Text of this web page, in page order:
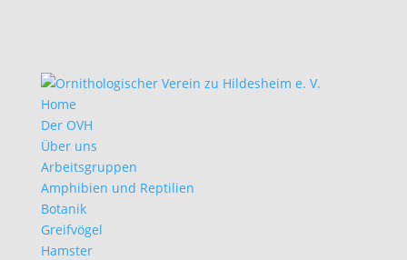
Home
Der OVH
Über uns
Arbeitsgruppen
Amphibien und Reptilien
Botanik
Greifvögel
Hamster